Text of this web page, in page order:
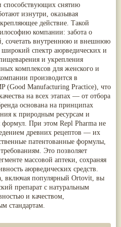
снятию
изнутри, оказывая
действие. Такой
компании: забота о
сочетать внутреннюю и внешнюю
спектр аюрведических и
и укрепления
комплексов для женского и
производится в
(Good Manufacturing Practice), что
на всех этапах — от отбора
основана на принципах
к природным ресурсам и
формул. При этом Repl Pharma не
древних рецептов — их
патентованные формулы,
Это позволяет
массовой аптеки, сохраняя
аюрведических средств.
включая популярный Ortovit, вы
препарат с натуральным
и качеством,
стандартам.
(13)